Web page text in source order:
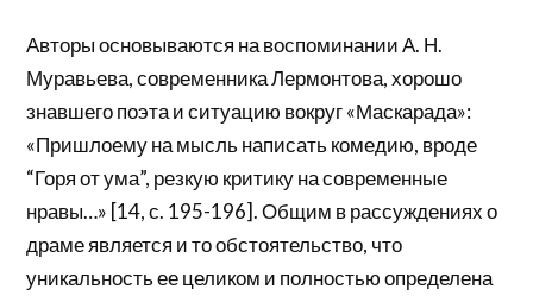
Авторы основываются на воспоминании А. Н.
Муравьева, современника Лермонтова, хорошо
знавшего поэта и ситуацию вокруг «Маскарада»:
«Пришлоему на мысль написать комедию, вроде
“Горя от ума”, резкую критику на современные
нравы…» [14, с. 195-196]. Общим в рассуждениях о
драме является и то обстоятельство, что
уникальность ее целиком и полностью определена